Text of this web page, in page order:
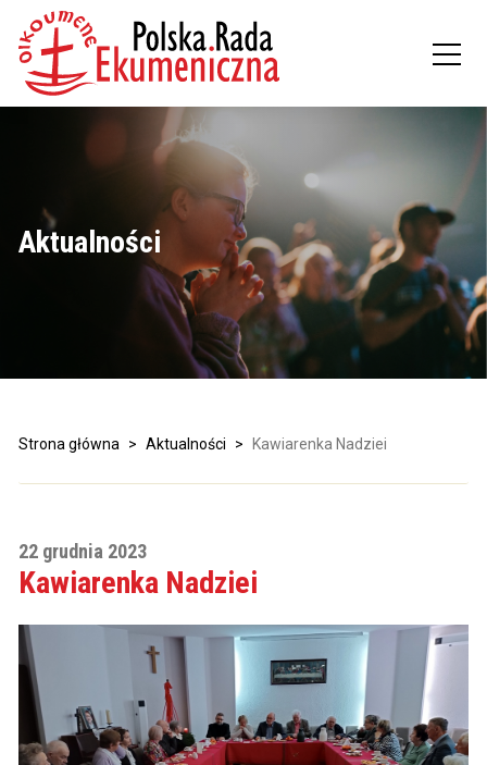
Aktualności
Strona główna > Aktualności > Kawiarenka Nadziei
22 grudnia 2023
Kawiarenka Nadziei